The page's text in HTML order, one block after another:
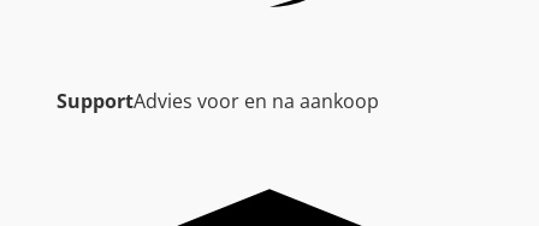
SupportAdvies voor en na aankoop